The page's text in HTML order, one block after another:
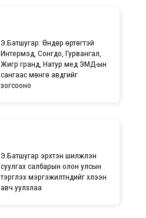
Э.Батшугар: Өндөр өртөгтэй
Интeрмэд, Сонгдо, Гурвангал,
Жигүүр гранд, Натур мeд ЭМД-ын
сангаас мөнгө авдгийг
зогсооно
Э.Батшугар эрхтэн шилжүүлэн
суулгах салбарын олон улсын
тэргүүлэх мэргэжилтнүүдийг хүлээн
авч уулзлаа